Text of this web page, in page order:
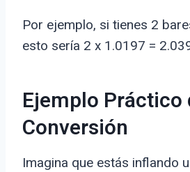
Por ejemplo, si tienes 2
esto sería 2 x 1.0197 =
Ejemplo Práctico
Conversión
Imagina que estás inflando